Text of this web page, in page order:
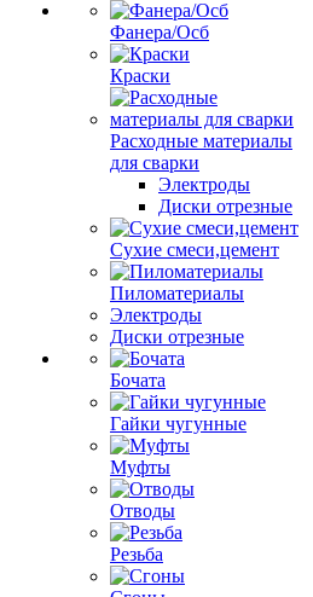
Фанера/Осб
Краски
Расходные материалы
для сварки
Электроды
Диски отрезные
Сухие смеси,цемент
Пиломатериалы
Электроды
Диски отрезные
Бочата
Гайки чугунные
Муфты
Отводы
Резьба